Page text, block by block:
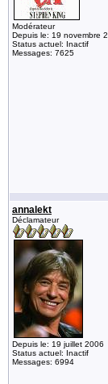
Modérateur
Depuis le: 19 novembre
Status actuel: Inactif
Messages: 7625
annalekt
Déclamateur
Depuis le: 19 juillet 2006
Status actuel: Inactif
Messages: 6994